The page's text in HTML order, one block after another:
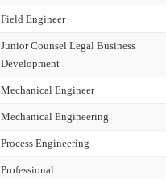
Field Engineer
Junior Counsel Legal Business
Development
Mechanical Engineer
Mechanical Engineering
Process Engineering
Professional